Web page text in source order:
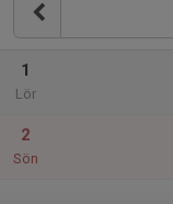
1
Lör
2
Sön